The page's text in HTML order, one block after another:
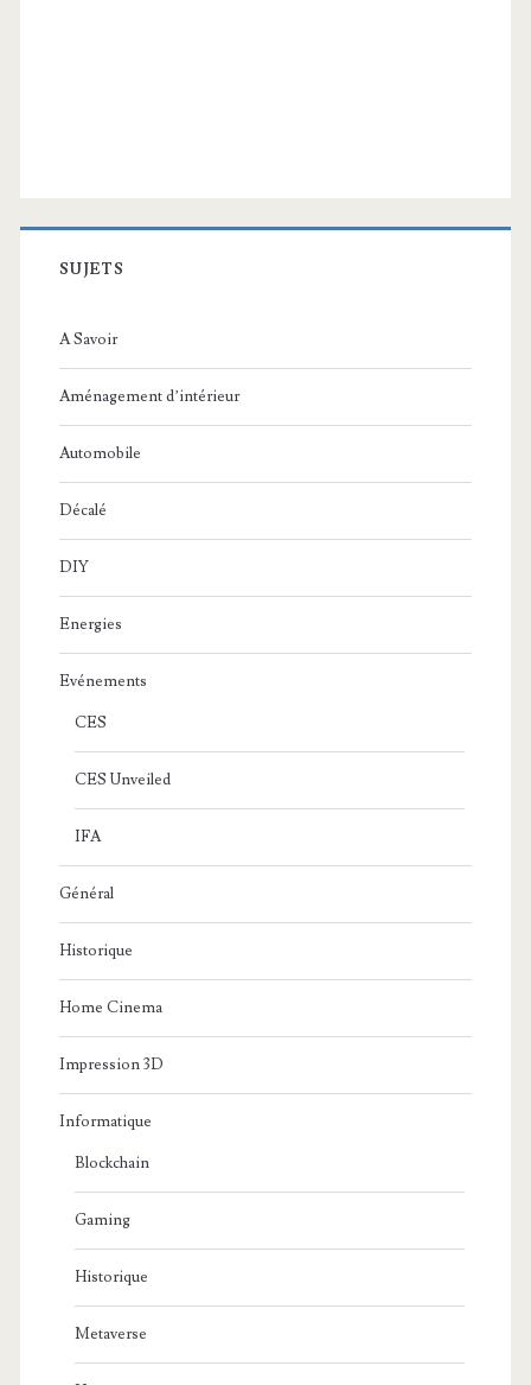
SUJETS
A Savoir
Aménagement d’intérieur
Automobile
Décalé
DIY
Energies
Evénements
CES
CES Unveiled
IFA
Général
Historique
Home Cinema
Impression 3D
Informatique
Blockchain
Gaming
Historique
Metaverse